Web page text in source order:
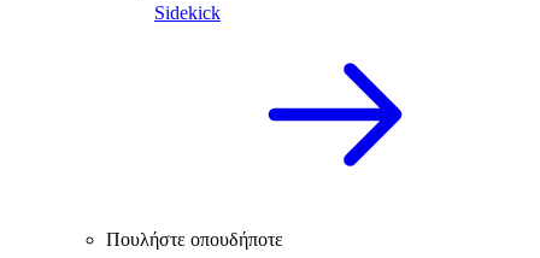
Sidekick
Πουλήστε οπουδήποτε